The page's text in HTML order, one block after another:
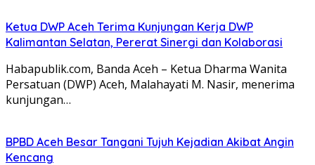
Ketua DWP Aceh Terima Kunjungan Kerja DWP
Kalimantan Selatan, Pererat Sinergi dan Kolaborasi
Habapublik.com, Banda Aceh – Ketua Dharma Wanita
Persatuan (DWP) Aceh, Malahayati M. Nasir, menerima
kunjungan…
BPBD Aceh Besar Tangani Tujuh Kejadian Akibat Angin
Kencang